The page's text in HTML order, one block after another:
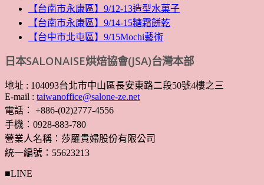
【台南市永康區】9/12-13造型水菓子
【台南市永康區】9/14-15糖霜餅乾
【台中市北屯區】9/15Mochi藝術
日本SALONAISE烘焙協會(JSA)台灣本部
地址 : 104093台北市中山區長安東路二段50號4樓之三
E-mail : taiwanoffice@salone-ze.net
電話： +886-(02)2777-4556
手機：0928-883-780
營業人名稱：莎羅貴婦股份有限公司
統一編號：55623213
■LINE